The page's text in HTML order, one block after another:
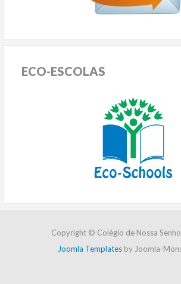
ECO-ESCOLAS
Copyright © Colégio de Nossa
Joomla Templates by Joomla-